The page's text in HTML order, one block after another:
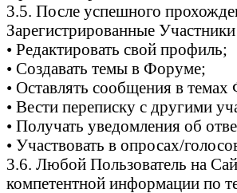
3.5. После успешного
Зарегистрированные
• Редактировать свой профиль;
• Создавать темы в Форуме;
• Оставлять сообщения в
• Вести переписку с другими
• Получать уведомления об
• Участвовать в опросах/
3.6. Любой Пользователь на
компетентной информации по